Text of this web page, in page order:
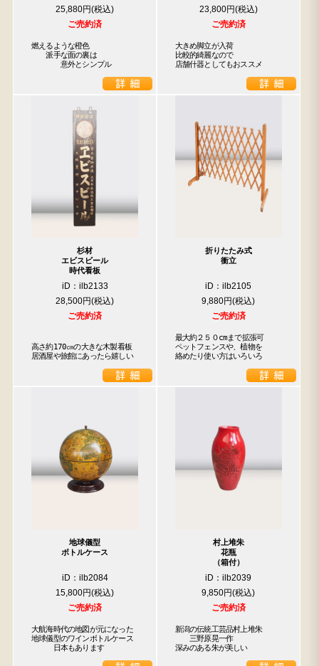
25,880円
ご売約済
燃えるような橙色
派手な面の裏は
意外とシンプル
23,800円
ご売約済
大きめ脚立が入荷
比較的綺麗なので
店舗什器としてもおススメ
杉材
エビスビール
時代看板
iD：ilb2133
28,500円
ご売約済
高さ約170㎝の大きな木製看板
居酒屋や旅館にあったら嬉しい
折りたたみ式
衝立
iD：ilb2105
9,880円
ご売約済
最大約２５０cmまで拡張可
ペットフェンスや、植物を
絡めたり使い方はいろいろ
地球儀型
ボトルケース
iD：ilb2084
15,800円
ご売約済
大航海時代の地図が元になった
地球儀型のワインボトルケース
日本もあります
村上堆朱
花瓶
（箱付）
iD：ilb2039
9,850円
ご売約済
新潟の伝統工芸品村上堆朱
三野原晃一作
深みのある朱が美しい